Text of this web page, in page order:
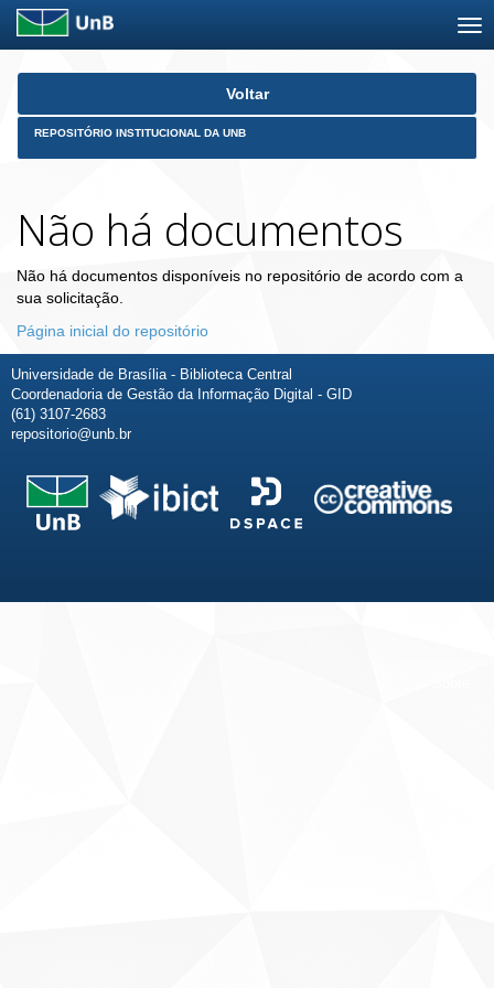
Skip
Voltar
REPOSITÓRIO INSTITUCIONAL DA UNB
Não há documentos
Não há documentos disponíveis no repositório de acordo com a
sua solicitação.
Página inicial do repositório
Universidade de Brasília - Biblioteca Central
Coordenadoria de Gestão da Informação Digital - GID
(61) 3107-2683
repositorio@unb.br